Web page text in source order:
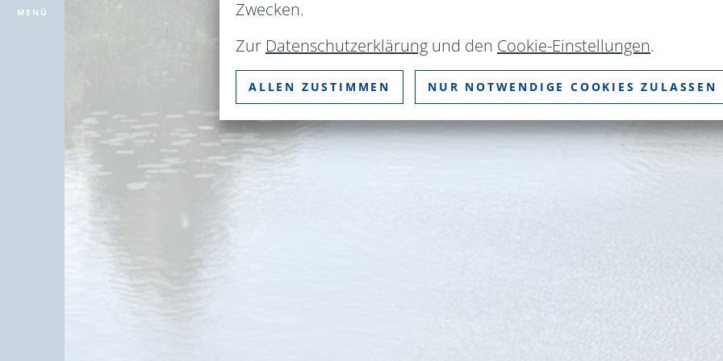
MENÜ
Zwecken.
Zur Datenschutzerklärung und den Cookie-Einstellungen.
ALLEN ZUSTIMMEN NUR NOTWENDIGE COOKIES ZULASSEN